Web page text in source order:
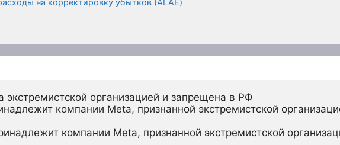
на корректировку убытков (ALAE)
экстремистской организацией и запрещена в РФ
компании Meta, признанной экстремистской
компании Meta, признанной экстремистской